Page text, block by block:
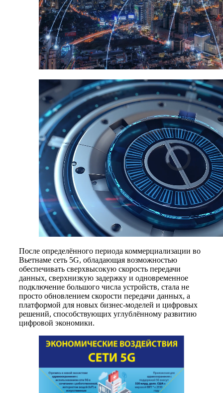
После определённого периода коммерциализации во
Вьетнаме сеть 5G, обладающая возможностью
обеспечивать сверхвысокую скорость передачи
данных, сверхнизкую задержку и одновременное
подключение большого числа устройств, стала не
просто обновлением скорости передачи данных, а
платформой для новых бизнес-моделей и цифровых
решений, способствующих углублённому развитию
цифровой экономики.